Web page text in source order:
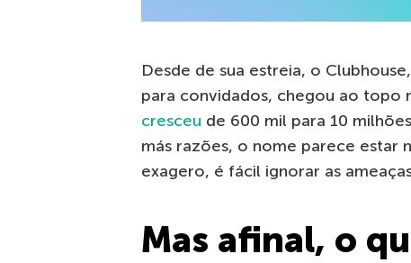
Desde de sua estreia, o
para convidados, chegou ao topo
cresceu de 600 mil para 10
más razões, o nome parece estar
exagero, é fácil ignorar as
Mas afinal, o